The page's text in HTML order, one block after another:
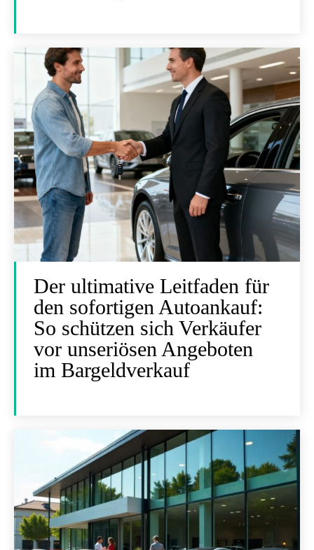
Der ultimative Leitfaden für
den sofortigen Autoankauf:
So schützen sich Verkäufer
vor unseriösen Angeboten
im Bargeldverkauf